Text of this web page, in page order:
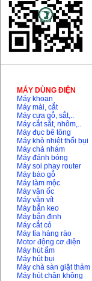
MÁY DÙNG ĐIỆN
Máy khoan
Máy mài, cắt
Máy cưa gỗ, sắt,..
Máy cắt sắt, nhôm,..
Máy đục bê tông
Máy khò nhiệt thổi bụi
Máy chà nhám
Máy đánh bóng
Máy soi phay router
Máy bào gỗ
Máy làm mộc
Máy vặn ốc
Máy vặn vít
Máy bắn keo
Máy bắn đinh
Máy cắt cỏ
Máy tỉa hàng rào
Motor động cơ điện
Máy hút ẩm
Máy hút bụi
Máy chà sàn giặt thảm
Máy hút chân không